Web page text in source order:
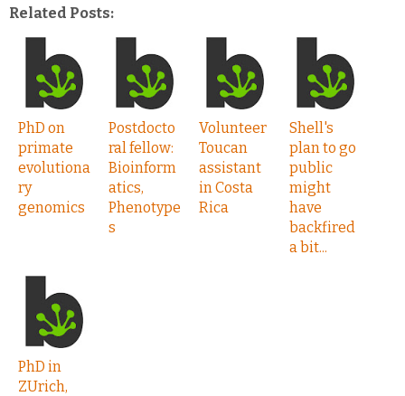
Related Posts:
PhD on
primate
evolutiona
ry
genomics
Postdocto
ral fellow:
Bioinform
atics,
Phenotype
s
Volunteer
Toucan
assistant
in Costa
Rica
Shell's
plan to go
public
might
have
backfired
a bit...
PhD in
ZUrich,